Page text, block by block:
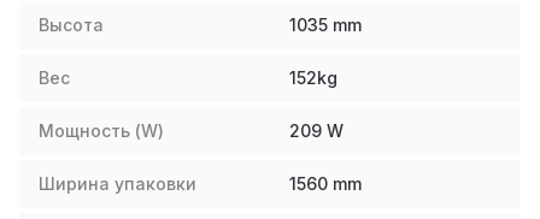
Высота 1035 mm
Вес 152kg
Мощность (W) 209 W
Ширина упаковки 1560 mm